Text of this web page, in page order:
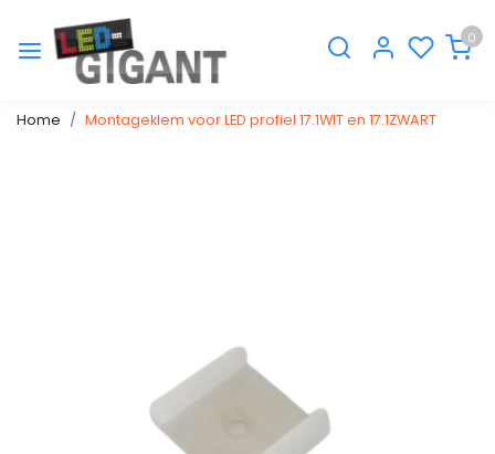
0
Home Montageklem voor LED profiel 17.1WIT en 17.1ZWART